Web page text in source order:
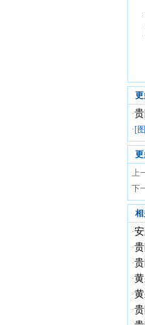
·
·[
更
上
下
相
·
·
·
·
·
·